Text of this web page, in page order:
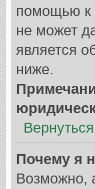
помощью к
не может
является
ниже.
Почему я
Возможно,